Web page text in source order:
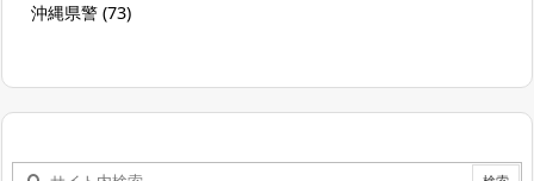
沖縄県警 (73)